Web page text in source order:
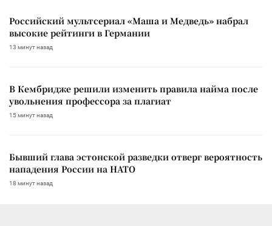
Российский мультсериал «Маша и Медведь» набрал
высокие рейтинги в Германии
13 минут назад
В Кембридже решили изменить правила найма после
увольнения профессора за плагиат
15 минут назад
Бывший глава эстонской разведки отверг вероятность
нападения России на НАТО
18 минут назад